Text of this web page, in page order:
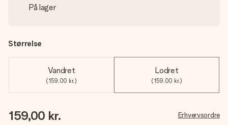
På lager
Størrelse
Vandret
(159,00 kr.)
Lodret
(159,00 kr.)
159,00 kr. Erhvervsordre